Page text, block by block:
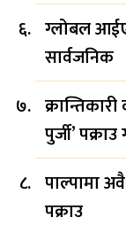
ग्लोबल
सार्वजनिक
पुर्जी’
पाल्पामा
पक्राउ